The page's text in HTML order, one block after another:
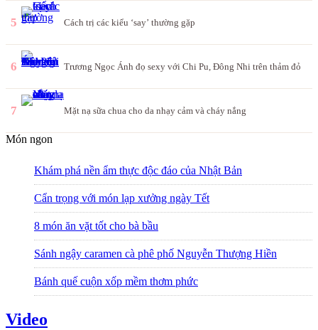
5 Cách trị các kiểu ‘say’ thường gặp
6 Trương Ngọc Ánh đọ sexy với Chi Pu, Đông Nhi trên thảm đỏ
7 Mặt nạ sữa chua cho da nhạy cảm và cháy nắng
Món ngon
Khám phá nền ẩm thực độc đáo của Nhật Bản
Cẩn trọng với món lạp xưởng ngày Tết
8 món ăn vặt tốt cho bà bầu
Sánh ngậy caramen cà phê phố Nguyễn Thượng Hiền
Bánh quế cuộn xốp mềm thơm phức
Video